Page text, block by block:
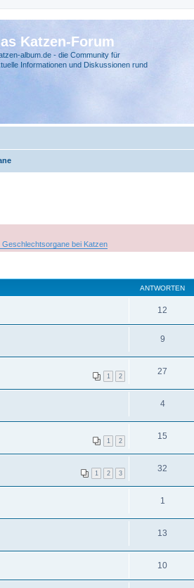
Katzen-Forum
album.de - die Community für
Informationen und Diskussionen rund
bei Katzen
ANTWORTEN
12
9
1 2 27
4
1 2 15
1 2 3 32
1
13
10